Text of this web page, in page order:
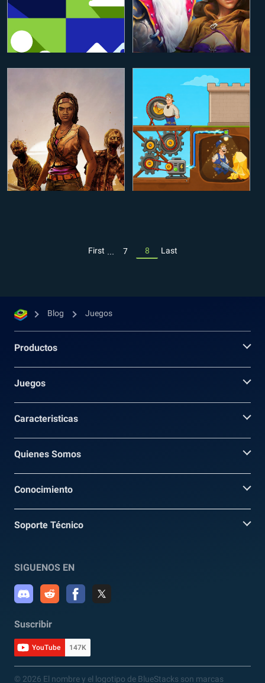
First ... 7 8 Last
Blog Juegos
Productos
Juegos
Caracteristicas
Quienes Somos
Conocimiento
Soporte Técnico
SIGUENOS EN
Suscribir
YouTube 147K
© 2026 El nombre y el logotipo de BlueStacks son marcas